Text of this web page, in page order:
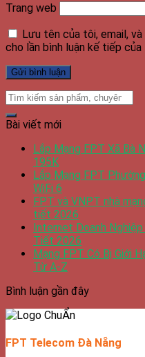
Trang web
Lưu tên của tôi, email,
cho lần bình luận kế tiếp của
Bài viết mới
Lắp Mạng FPT Xã Bà
195K
Lắp Mạng FPT
WiFi 6
FPT và VNPT nhà
tiết 2026
Internet Doanh
Tiết 2026
Mạng FPT Có Bị Giới
Từ A-Z
Bình luận gần đây
FPT Telecom Đà Nẵng